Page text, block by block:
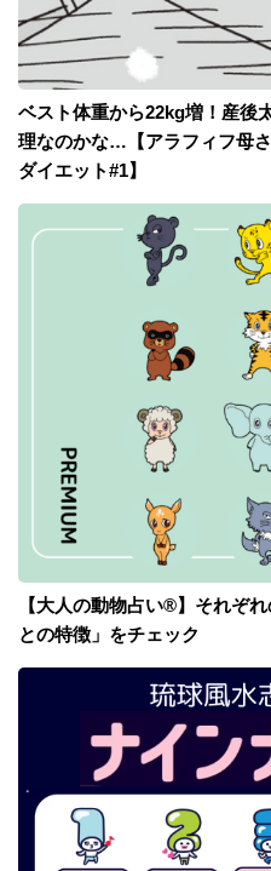
ベスト体重から22kg増！産後
理なのかな…【アラフィフ母
ダイエット#1】
【大人の動物占い®】それぞ
との特徴」をチェック